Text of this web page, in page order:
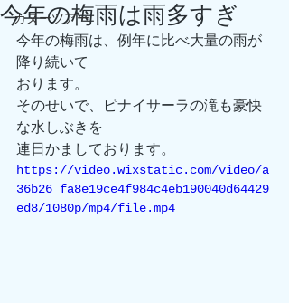
カヌーツアー
今年の梅雨は雨多すぎ
今年の梅雨は、例年に比べ大量の雨が
降り続いて
おります。
そのせいで、ピナイサーラの滝も豪快
な水しぶきを
連日かましております。
https://video.wixstatic.com/video/a
36b26_fa8e19ce4f984c4eb190040d64429
ed8/1080p/mp4/file.mp4